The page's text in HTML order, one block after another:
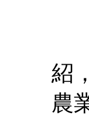
紹
農